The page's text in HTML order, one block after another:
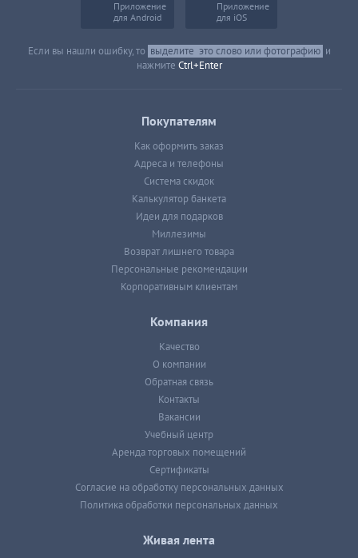
Приложение
для Android
Приложение
для iOS
Если вы нашли ошибку, то выделите это слово или фотографию и
нажмите Ctrl+Enter
Покупателям
Как оформить заказ
Адреса и телефоны
Система скидок
Калькулятор банкета
Идеи для подарков
Миллезимы
Возврат лишнего товара
Персональные рекомендации
Корпоративным клиентам
Компания
Качество
О компании
Обратная связь
Контакты
Вакансии
Учебный центр
Аренда торговых помещений
Сертификаты
Согласие на обработку персональных данных
Политика обработки персональных данных
Живая лента